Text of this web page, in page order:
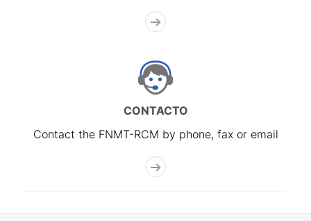
CONTACTO
Contact the FNMT-RCM by phone, fax or email